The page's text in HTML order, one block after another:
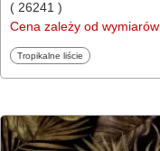
( 26241 )
Cena zależy od wymiarów
Fototapety
Tropikalne liście